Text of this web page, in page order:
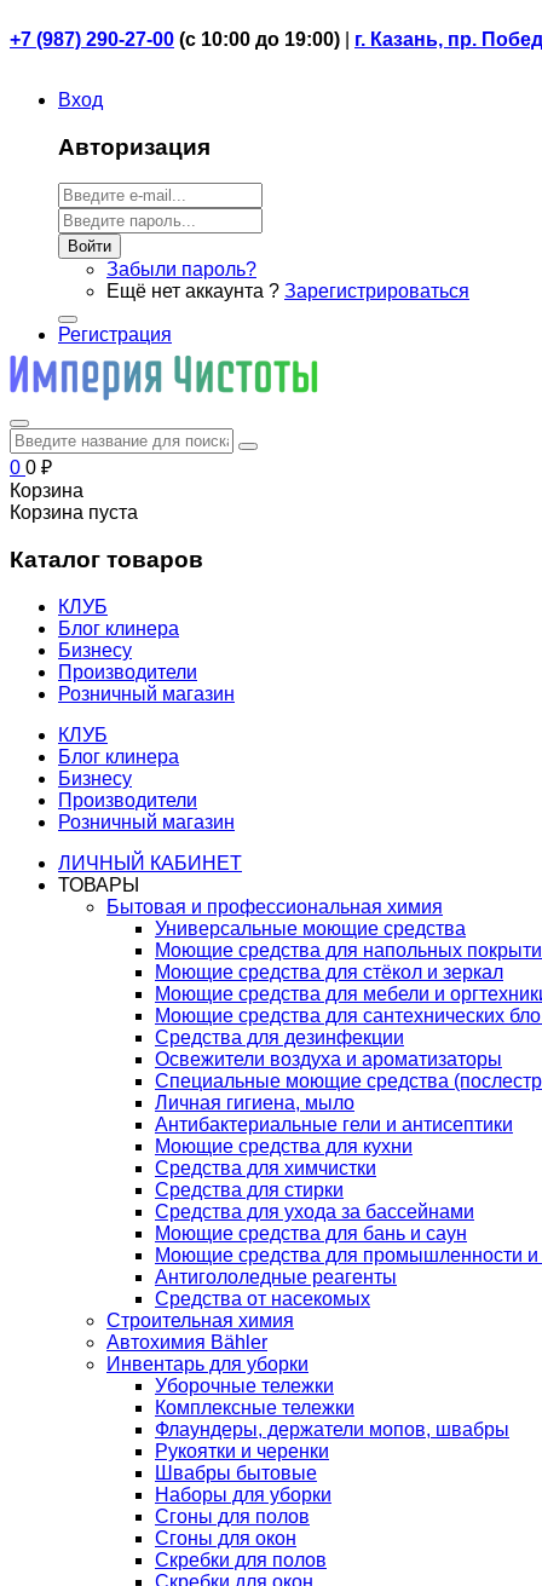
+7 (987) 290-27-00 (с 10:00 до 19:00) г. Казань, пр.
Вход
Авторизация
Войти
Забыли пароль?
Ещё нет аккаунта ? Зарегистрироваться
Регистрация
0 0 ₽
Корзина
Корзина пуста
Каталог товаров
КЛУБ
Блог клинера
Бизнесу
Производители
Розничный магазин
КЛУБ
Блог клинера
Бизнесу
Производители
Розничный магазин
ЛИЧНЫЙ КАБИНЕТ
ТОВАРЫ
Бытовая и профессиональная химия
Универсальные моющие средства
Моющие средства для напольных
Моющие средства для стёкол и зеркал
Моющие средства для мебели и
Моющие средства для сантехнических
Средства для дезинфекции
Освежители воздуха и ароматизаторы
Специальные моющие средства
Личная гигиена, мыло
Антибактериальные гели и антисептики
Моющие средства для кухни
Средства для химчистки
Средства для стирки
Средства для ухода за бассейнами
Моющие средства для бань и саун
Моющие средства для промышленности и
Антигололедные реагенты
Средства от насекомых
Строительная химия
Автохимия Bähler
Инвентарь для уборки
Уборочные тележки
Комплексные тележки
Флаундеры, держатели мопов, швабры
Рукоятки и черенки
Швабры бытовые
Наборы для уборки
Сгоны для полов
Сгоны для окон
Скребки для полов
Скребки для окон